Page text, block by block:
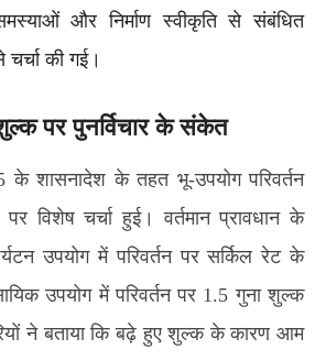
और निर्माण स्वीकृति से संबंधित
की गई।
पर पुनर्विचार के संकेत
शासनादेश के तहत भू-उपयोग परिवर्तन
विशेष चर्चा हुई। वर्तमान प्रावधान के
उपयोग में परिवर्तन पर सर्किल रेट के
उपयोग में परिवर्तन पर 1.5 गुना शुल्क
ने बताया कि बढ़े हुए शुल्क के कारण आम